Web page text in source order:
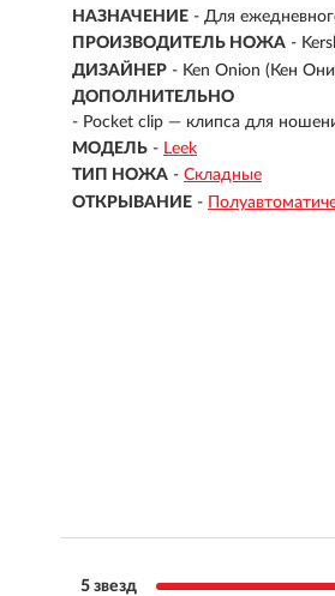
НАЗНАЧЕНИЕ - Для
ПРОИЗВОДИТЕЛЬ НОЖА -
ДИЗАЙНЕР - Ken Onion (Кен
ДОПОЛНИТЕЛЬНО
- Pocket clip — клипса для
МОДЕЛЬ - Leek
ТИП НОЖА - Складные
ОТКРЫВАНИЕ -
5 звезд